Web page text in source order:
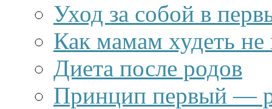
Уход за собой в
Как мамам худеть не
Диета после родов
Принцип первый —